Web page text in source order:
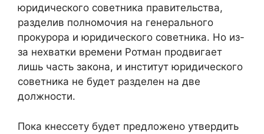
юридического советника правительства,
разделив полномочия на генерального
прокурора и юридического советника. Но из-
за нехватки времени Ротман продвигает
лишь часть закона, и институт юридического
советника не будет разделен на две
должности.
Пока кнессету будет предложено утвердить